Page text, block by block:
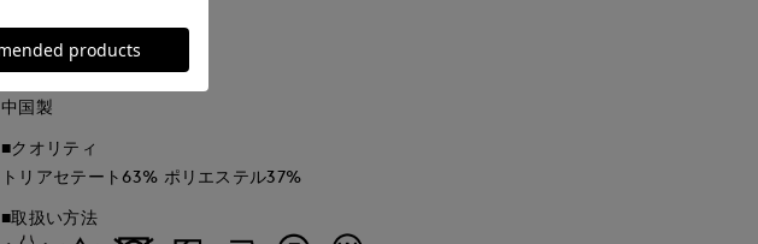
■原産国
中国製
■クオリティ
トリアセテート63% ポリエステル37%
■取扱い方法